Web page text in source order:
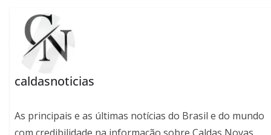
caldasnoticias
As principais e as últimas notícias do Brasil e do mundo